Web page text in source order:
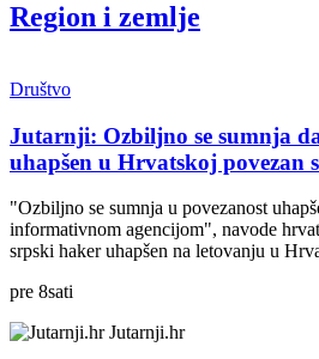
Region i zemlje
Društvo
Jutarnji: Ozbiljno se sumnja
uhapšen u Hrvatskoj povezan
"Ozbiljno se sumnja u povezanost
informativnom agencijom", navode
srpski haker uhapšen na letovanju u
pre 8sati
Jutarnji.hr